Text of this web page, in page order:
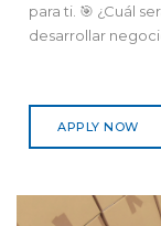
para ti. 🎯 ¿Cuál
desarrollar
APPLY NOW